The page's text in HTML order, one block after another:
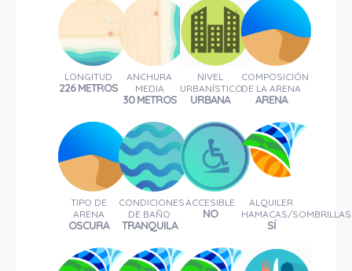
LONGITUD
226 METROS
ANCHURA
MEDIA
30 METROS
NIVEL
URBANÍSTICO
URBANA
COMPOSICIÓN
DE LA ARENA
ARENA
TIPO DE
ARENA
OSCURA
CONDICIONES
DE BAÑO
TRANQUILA
ACCESIBLE
NO
ALQUILER
HAMACAS/SOMBRILLAS
SÍ